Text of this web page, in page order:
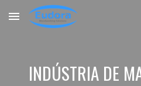
Skip to main content
INDÚSTRIA DE